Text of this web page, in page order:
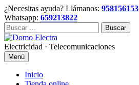
Skip
to
content
¿Necesitas ayuda? Llámanos: 958156153
Whatsapp: 659213822
Buscar:
Electricidad · Telecomunicaciones
Menú
Inicio